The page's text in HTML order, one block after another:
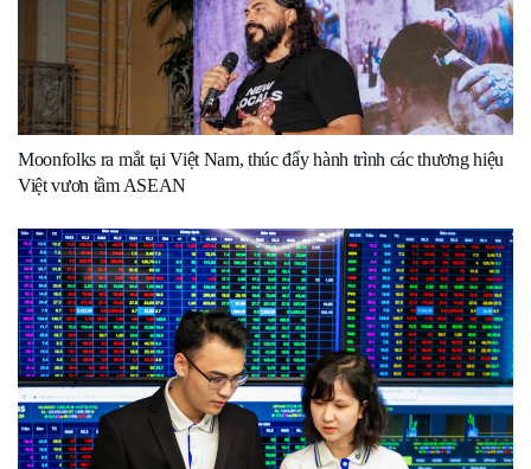
Moonfolks ra mắt tại Việt Nam, thúc đẩy hành trình các thương hiệu
Việt vươn tầm ASEAN